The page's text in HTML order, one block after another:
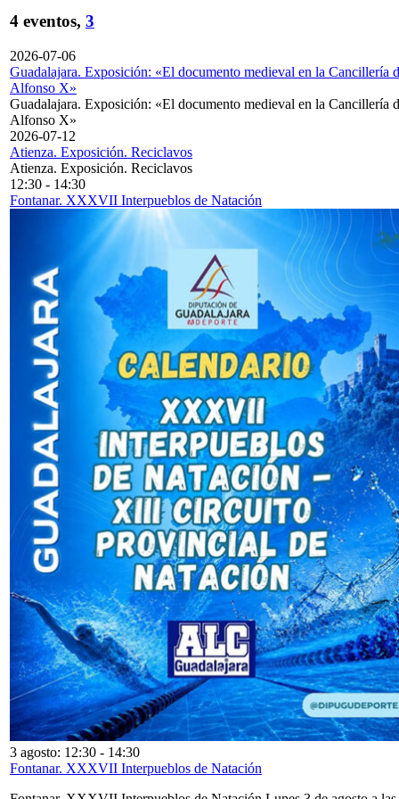
4 eventos, 3
2026-07-06
Guadalajara. Exposición: «El documento medieval en la Cancillería
Alfonso X»
Guadalajara. Exposición: «El documento medieval en la Cancillería
Alfonso X»
2026-07-12
Atienza. Exposición. Reciclavos
Atienza. Exposición. Reciclavos
12:30 - 14:30
Fontanar. XXXVII Interpueblos de Natación
3 agosto: 12:30 - 14:30
Fontanar. XXXVII Interpueblos de Natación